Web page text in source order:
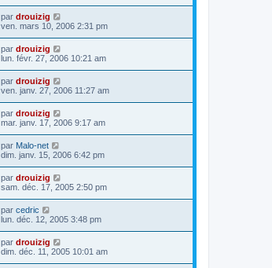
par drouizig
ven. mars 10, 2006 2:31 pm
par drouizig
lun. févr. 27, 2006 10:21 am
par drouizig
ven. janv. 27, 2006 11:27 am
par drouizig
mar. janv. 17, 2006 9:17 am
par Malo-net
dim. janv. 15, 2006 6:42 pm
par drouizig
sam. déc. 17, 2005 2:50 pm
par cedric
lun. déc. 12, 2005 3:48 pm
par drouizig
dim. déc. 11, 2005 10:01 am